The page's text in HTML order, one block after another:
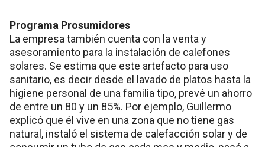
Programa Prosumidores
La empresa también cuenta con la venta y
asesoramiento para la instalación de calefones
solares. Se estima que este artefacto para uso
sanitario, es decir desde el lavado de platos hasta la
higiene personal de una familia tipo, prevé un ahorro
de entre un 80 y un 85%. Por ejemplo, Guillermo
explicó que él vive en una zona que no tiene gas
natural, instaló el sistema de calefacción solar y de